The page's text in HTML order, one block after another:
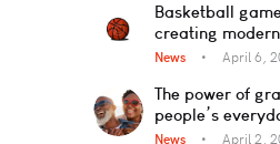
Basketball
creating
News April 6,
The power of
people’s
News April 2,